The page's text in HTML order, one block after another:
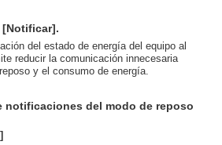
[Notificar].
del estado de energía del equipo al
reducir la comunicación innecesaria
y el consumo de energía.
notificaciones del modo de reposo